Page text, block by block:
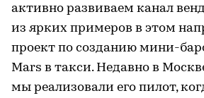
активно развиваем канал
из ярких примеров в этом
проект по созданию мини-
Mars в такси. Недавно в
мы реализовали его пилот,